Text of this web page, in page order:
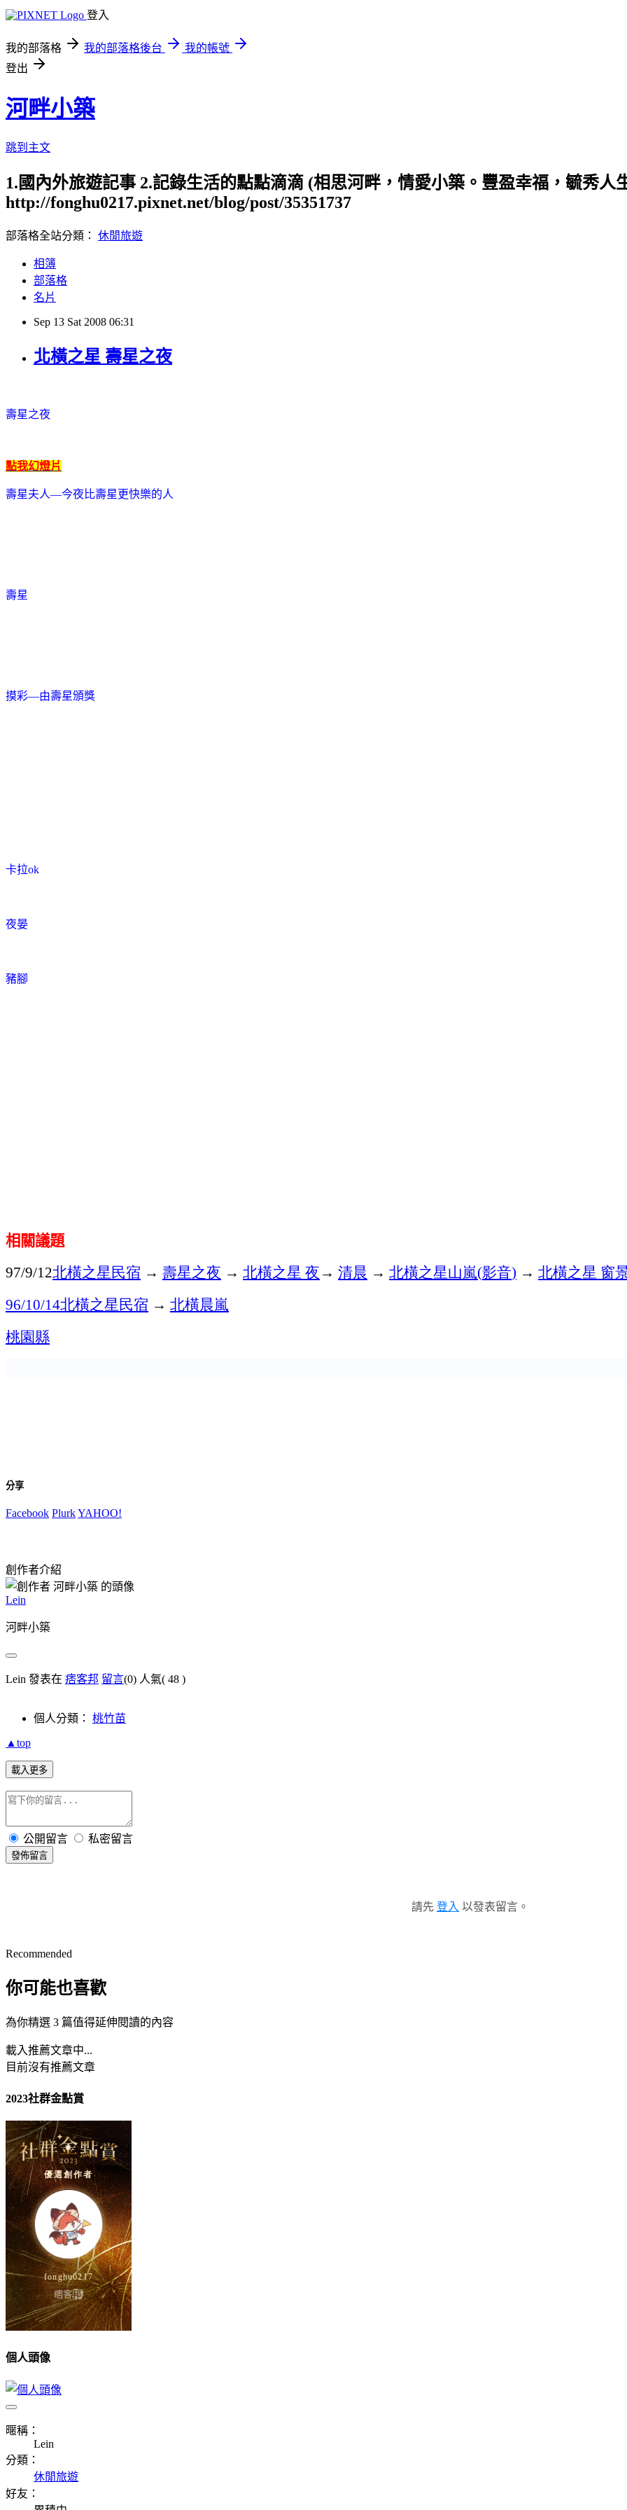
登入
我的部落格 我的部落格後台
我的帳號
登出
河畔小築
跳到主文
1.國內外旅遊記事 2.記錄生活的點點滴滴 (相思河畔，情愛小築。豐盈幸福，毓秀人
http://fonghu0217.pixnet.net/blog/post/35351737
部落格全站分類： 休閒旅遊
相簿
部落格
名片
Sep 13 Sat 2008 06:31
北橫之星 壽星之夜
壽星之夜
點我幻燈片
壽星夫人—今夜比壽星更快樂的人
壽星
摸彩—由壽星頒獎
卡拉ok
夜晏
豬腳
相關議題
97/9/12北橫之星民宿 → 壽星之夜 → 北橫之星 夜→ 清晨 → 北橫之星山嵐(影音) → 北橫之星 窗
96/10/14北橫之星民宿 → 北橫晨嵐
桃園縣
分享
Facebook PlurkYAHOO!
創作者介紹
Lein
河畔小築
Lein 發表在 痞客邦 留言(0) 人氣( 48 )
個人分類： 桃竹苗
▲top
載入更多
公開留言 私密留言
發佈留言
請先 登入 以發表留言。
Recommended
你可能也喜歡
為你精選 3 篇值得延伸閱讀的內容
載入推薦文章中...
目前沒有推薦文章
2023社群金點賞
個人頭像
暱稱：
Lein
分類：
休閒旅遊
好友：